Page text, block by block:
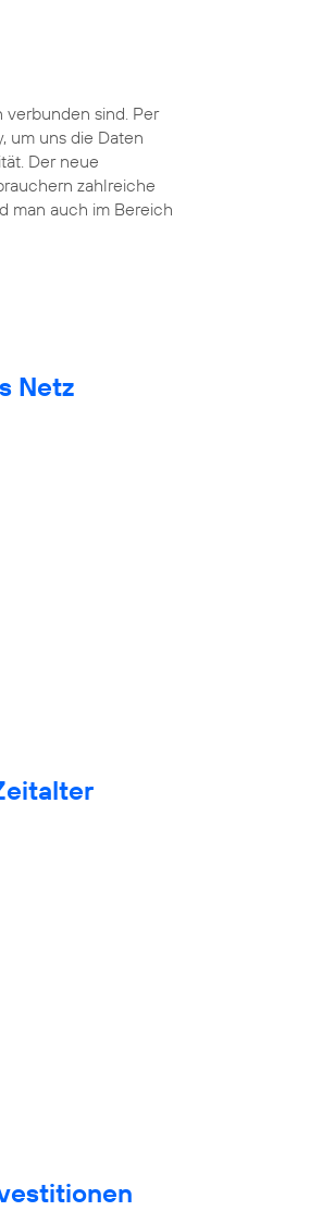
sind. Per
um uns die Daten
Der neue
zahlreiche
man auch im Bereich
Netz